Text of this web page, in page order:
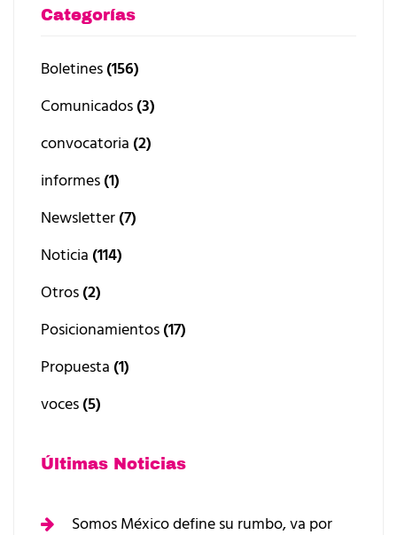
Categorías
Boletines(156)
Comunicados(3)
convocatoria (2)
informes(1)
Newsletter(7)
Noticia (114)
Otros(2)
Posicionamientos(17)
Propuesta (1)
voces(5)
Últimas Noticias
Somos México define su rumbo, va por